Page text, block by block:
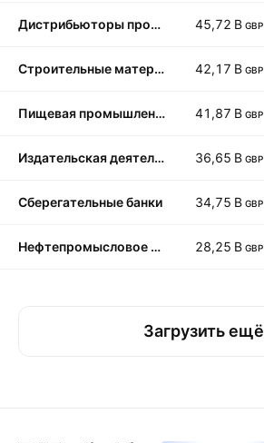
Дистрибьюторы продовольственных товаров 45,72 B GBP
Строительные материалы 42,17 B GBP
Пищевая промышленность 41,87 B GBP
Издательская деятельность: газеты 36,65 B GBP
Сберегательные банки 34,75 B GBP
Нефтепромысловое оборудование и услуги 28,25 B GBP
Загрузить ещё